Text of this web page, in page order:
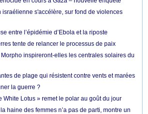
s'accélère, sur fond de violences
entre l’épidémie d’Ebola et la riposte
tente de relancer le processus de paix
inspireront-elles les centrales solaires du
de plage qui résistent contre vents et marées
la guerre ?
White Lotus » remet le polar au goût du jour
haine des femmes n’a pas de parti, montre un